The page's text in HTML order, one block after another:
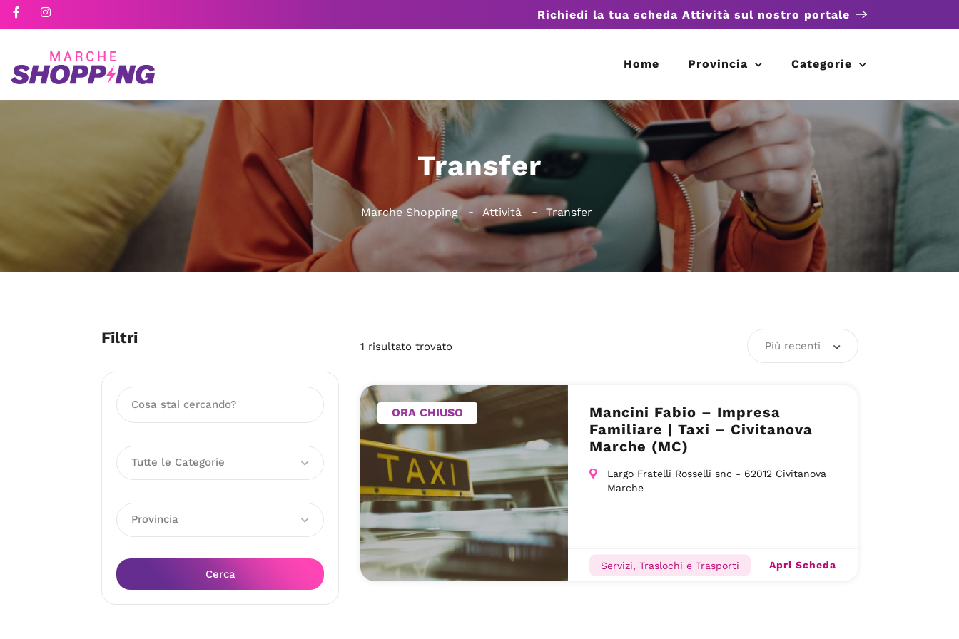
Richiedi la tua scheda Attività sul nostro portale
Home Provincia Categorie
Transfer
Marche Shopping Attività Transfer
Filtri
Tutte le Categorie
Provincia
Cerca
1 risultato trovato Più recenti
ORA CHIUSO
Mancini Fabio – Impresa
Familiare | Taxi – Civitanova
Marche (MC)
Largo Fratelli Rosselli snc - 62012 Civitanova
Marche
Servizi, Traslochi e Trasporti Apri Scheda